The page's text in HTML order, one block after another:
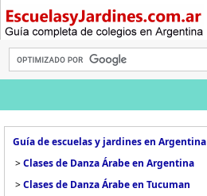
Guía de escuelas y jardines en Argentina
>Clases de Danza Árabe en Argentina
>Clases de Danza Árabe en Tucuman